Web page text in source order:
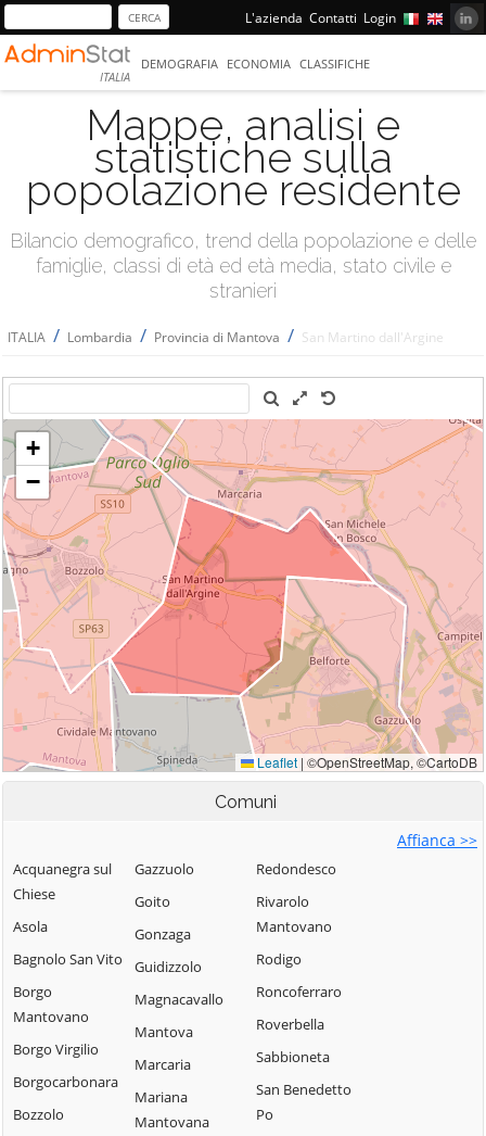
L'azienda Contatti Login
ITALIA
DEMOGRAFIA ECONOMIA CLASSIFICHE
Mappe, analisi e
statistiche sulla
popolazione residente
Bilancio demografico, trend della popolazione e delle
famiglie, classi di età ed età media, stato civile e
stranieri
ITALIA / Lombardia / Provincia di Mantova / San Martino dall'Argine
Comuni
Affianca >>
Acquanegra sul
Chiese
Asola
Bagnolo San Vito
Borgo
Mantovano
Borgo Virgilio
Borgocarbonara
Bozzolo
Gazzuolo
Goito
Gonzaga
Guidizzolo
Magnacavallo
Mantova
Marcaria
Mariana
Mantovana
Redondesco
Rivarolo
Mantovano
Rodigo
Roncoferraro
Roverbella
Sabbioneta
San Benedetto
Po